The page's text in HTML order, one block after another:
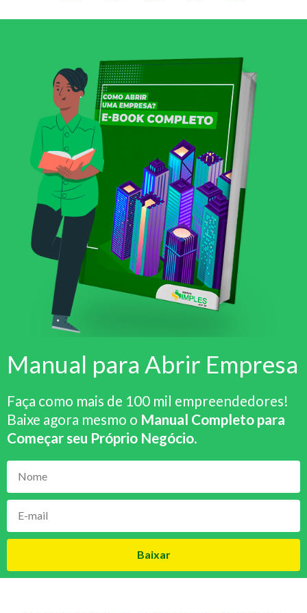
Manual para Abrir Empresa
Faça como mais de 100 mil empreendedores!
Baixe agora mesmo o Manual Completo para
Começar seu Próprio Negócio.
Baixar